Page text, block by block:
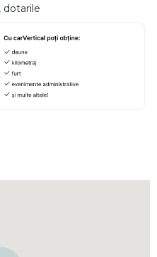
dotarile